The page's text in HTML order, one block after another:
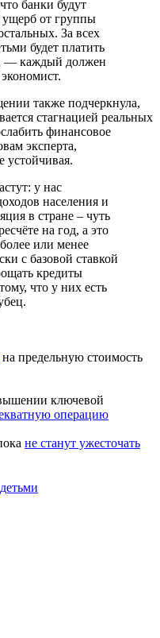
банки будут
ущерб от группы
За всех
будет платить
— каждый должен
также подчеркнула,
стагнацией реальных
финансовое
эксперта,
устойчивая.
у нас
населения и
в стране – чуть
на год, а это
или менее
с базовой ставкой
кредиты
что у них есть
на предельную стоимость
ключевой
операцию
не станут ужесточать